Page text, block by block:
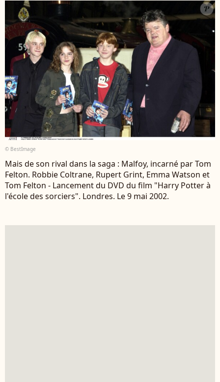
© BestImage
Mais de son rival dans la saga : Malfoy, incarné par Tom
Felton. Robbie Coltrane, Rupert Grint, Emma Watson et
Tom Felton - Lancement du DVD du film "Harry Potter à
l'école des sorciers". Londres. Le 9 mai 2002.